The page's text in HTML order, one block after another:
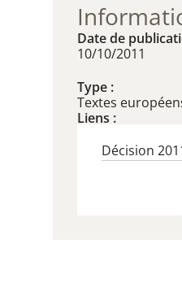
Date de
10/10/2011
Type :
Textes
Liens :
Décision